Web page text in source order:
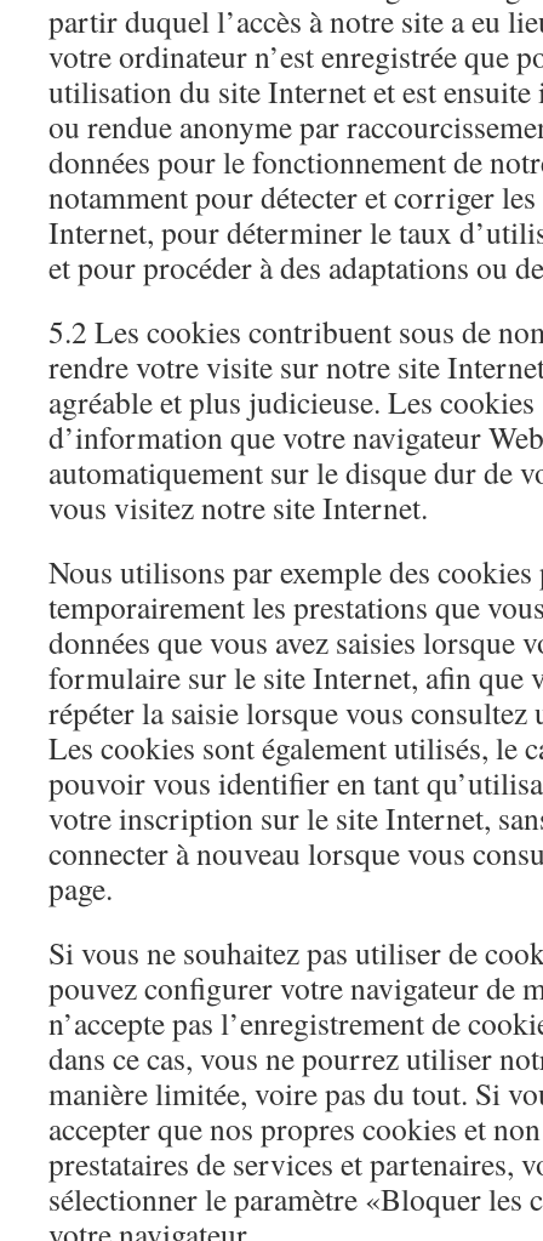
partir duquel l’accès à notre site a eu
votre ordinateur n’est enregistrée que
utilisation du site Internet et est ensuite
ou rendue anonyme par
données pour le fonctionnement de
notamment pour détecter et corriger
Internet, pour déterminer le taux
et pour procéder à des adaptations ou
5.2 Les cookies contribuent sous de
rendre votre visite sur notre site
agréable et plus judicieuse. Les
d’information que votre navigateur
automatiquement sur le disque dur de
vous visitez notre site Internet.
Nous utilisons par exemple des
temporairement les prestations que
données que vous avez saisies lorsque
formulaire sur le site Internet, afin que
répéter la saisie lorsque vous consultez
Les cookies sont également utilisés, le
pouvoir vous identifier en tant
votre inscription sur le site Internet,
connecter à nouveau lorsque vous
page.
Si vous ne souhaitez pas utiliser de
pouvez configurer votre navigateur de
n’accepte pas l’enregistrement de
dans ce cas, vous ne pourrez utiliser
manière limitée, voire pas du tout. Si
accepter que nos propres cookies et
prestataires de services et partenaires,
sélectionner le paramètre «Bloquer les